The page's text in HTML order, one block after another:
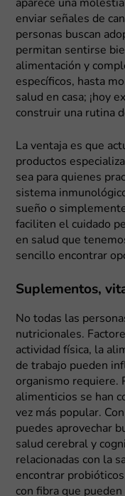
aparece una
enviar señales de
personas buscan
permitan sentirse
alimentación y
específicos, hasta
salud en casa; ¡hoy
construir una rutina
La ventaja es que
productos
sea para quienes
sistema
sueño o
faciliten el cuidado
en salud que
sencillo encontrar
Suplementos,
No todas las
nutricionales.
actividad física, la
de trabajo pueden
organismo requiere.
alimenticios se han
vez más popular.
puedes aprovechar
salud cerebral y
relacionadas con la
encontrar
con fibra que